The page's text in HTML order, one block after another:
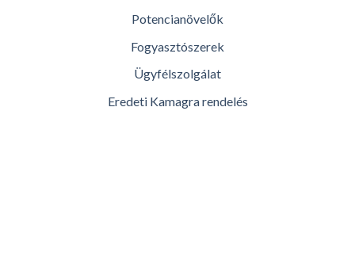
Potencianövelők
Fogyasztószerek
Ügyfélszolgálat
Eredeti Kamagra rendelés